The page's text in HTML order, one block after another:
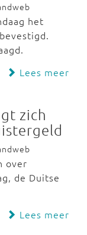
het
Lees meer
zich
over
de Duitse
Lees meer